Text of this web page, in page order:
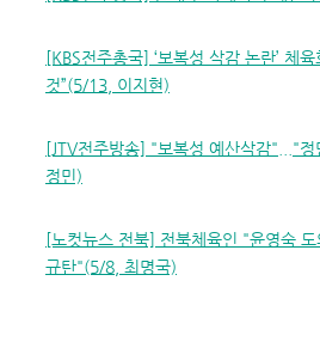
[KBS전주총국] ‘보복성 삭감 논란’ 체
것”(5/13, 이지현)
[JTV전주방송] "보복성 예산삭감"..."
정민)
[노컷뉴스 전북] 전북체육인 "윤영숙
규탄"(5/8, 최명국)